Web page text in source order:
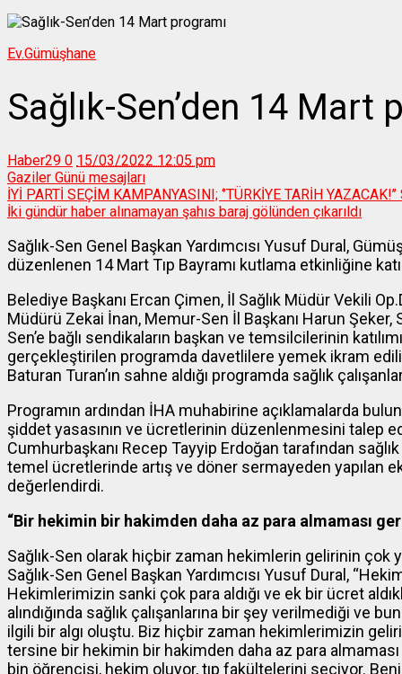
Ev.Gümüşhane
Sağlık-Sen’den 14 Mart
Haber29 0 15/03/2022 12:05 pm
Gaziler Günü mesajları
İYİ PARTİ SEÇİM KAMPANYASINI; ‘’TÜRKİYE TARİH
İki gündür haber alınamayan şahıs baraj gölünden çıkarıldı
Sağlık-Sen Genel Başkan Yardımcısı Yusuf Dural,
düzenlenen 14 Mart Tıp Bayramı kutlama etkinliğine
Belediye Başkanı Ercan Çimen, İl Sağlık Müdür Vekili
Müdürü Zekai İnan, Memur-Sen İl Başkanı Harun Şeker,
Sen’e bağlı sendikaların başkan ve temsilcilerinin
gerçekleştirilen programda davetlilere yemek ikram
Baturan Turan’ın sahne aldığı programda sağlık
Programın ardından İHA muhabirine açıklamalarda
şiddet yasasının ve ücretlerinin düzenlenmesini talep
Cumhurbaşkanı Recep Tayyip Erdoğan tarafından
temel ücretlerinde artış ve döner sermayeden yapılan
değerlendirdi.
“Bir hekimin bir hakimden daha az para almaması
Sağlık-Sen olarak hiçbir zaman hekimlerin gelirinin
Sağlık-Sen Genel Başkan Yardımcısı Yusuf Dural,
Hekimlerimizin sanki çok para aldığı ve ek bir ücret
alındığında sağlık çalışanlarına bir şey verilmediği ve
ilgili bir algı oluştu. Biz hiçbir zaman hekimlerimizin
tersine bir hekimin bir hakimden daha az para
bin öğrencisi, hekim oluyor, tıp fakültelerini seçiyor.